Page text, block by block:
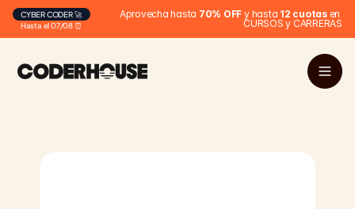
Hasta el 07/08 ⏰
CYBER CODER 🚀 Aprovecha hasta 70% OFF y hasta 12 cuotas en
CURSOS y CARRERAS